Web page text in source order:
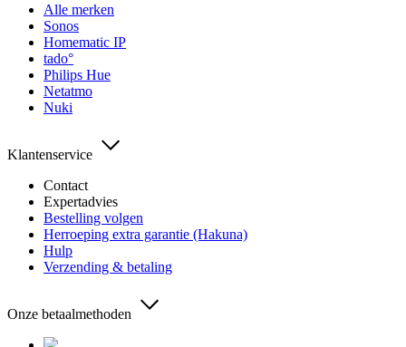
Alle merken
Sonos
Homematic IP
tado°
Philips Hue
Netatmo
Nuki
Klantenservice
Contact
Expertadvies
Bestelling volgen
Herroeping extra garantie (Hakuna)
Hulp
Verzending & betaling
Onze betaalmethoden